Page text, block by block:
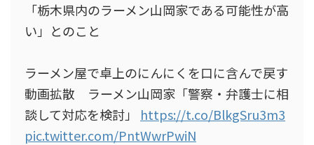
「栃木県内のラーメン山岡家である可能性が高
い」とのこと
ラーメン屋で卓上のにんにくを口に含んで戻す
動画拡散 ラーメン山岡家「警察・弁護士に相
談して対応を検討」 https://t.co/BlkgSru3m3
pic.twitter.com/PntWwrPwiN